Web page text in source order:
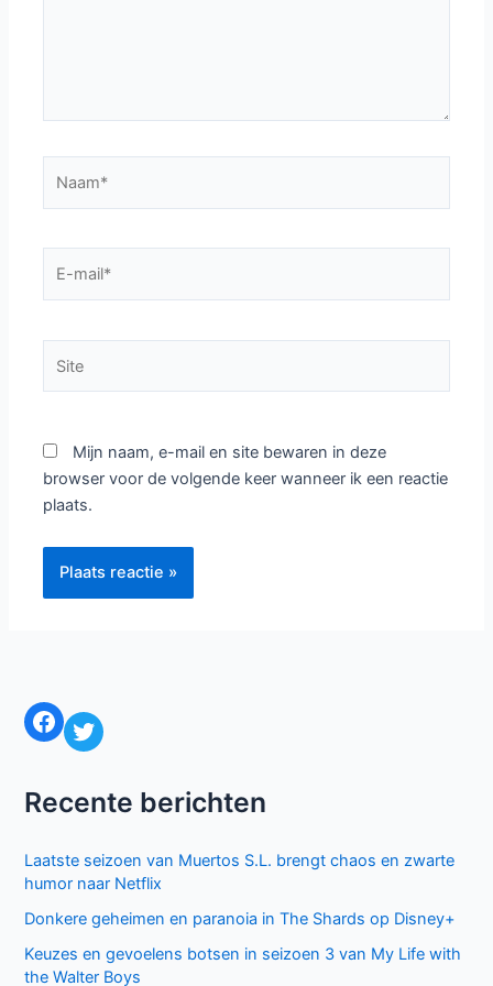
mail*
Mijn naam, e-mail en site bewaren in deze
browser voor de volgende keer wanneer ik een reactie
plaats.
Facebook Twitter
Recente berichten
Laatste seizoen van Muertos S.L. brengt chaos en zwarte
humor naar Netflix
Donkere geheimen en paranoia in The Shards op Disney+
Keuzes en gevoelens botsen in seizoen 3 van My Life with
the Walter Boys